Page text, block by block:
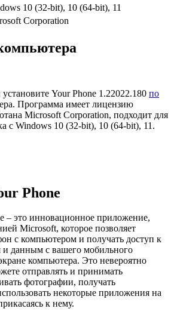
10 (32-bit), 10 (64-bit), 11
Corporation
Your Phone 1.22022.180 по
Программа имеет лицензию
Microsoft Corporation, подходит для
с Windows 10 (32-bit), 10 (64-bit), 11.
Phone
– это инновационное приложение,
Microsoft, которое позволяет
с компьютером и получать доступ к
данным с вашего мобильного
компьютера. Это невероятно
отправлять и принимать
фотографии, получать
некоторые приложения на
к нему.